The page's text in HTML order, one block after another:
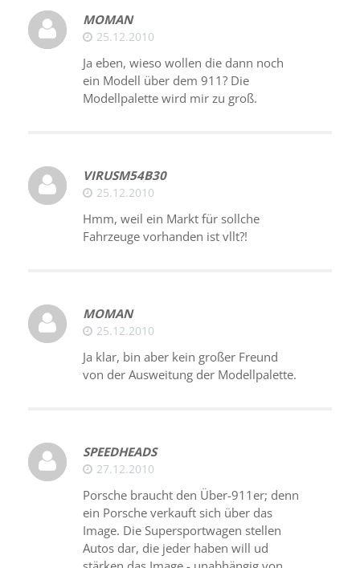
MOMAN
25.12.2010
Ja eben, wieso wollen die dann noch
ein Modell über dem 911? Die
Modellpalette wird mir zu groß.
VIRUSM54B30
25.12.2010
Hmm, weil ein Markt für sollche
Fahrzeuge vorhanden ist vllt?!
MOMAN
25.12.2010
Ja klar, bin aber kein großer Freund
von der Ausweitung der Modellpalette.
SPEEDHEADS
27.12.2010
Porsche braucht den Über-911er; denn
ein Porsche verkauft sich über das
Image. Die Supersportwagen stellen
Autos dar, die jeder haben will ud